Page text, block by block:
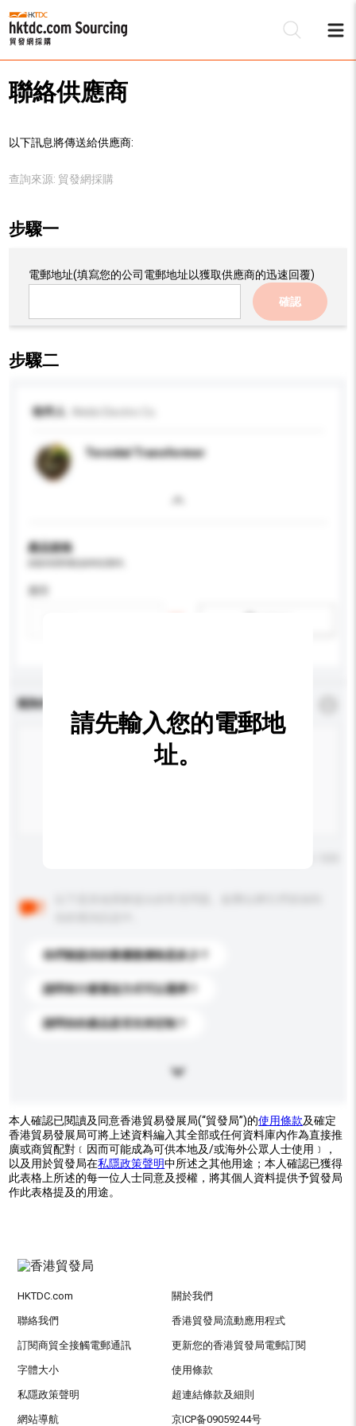
聯絡供應商
以下訊息將傳送給供應商:
查詢來源: 貿發網採購
步驟一
電郵地址(填寫您的公司電郵地址以獲取供應商的迅速回覆)
確認
步驟二
收件人
Toroidal Transformer
產品規格
查詢內容
你們能提供的最優惠價格是多少？
請問有什麼運送方式可以選擇？
請問你的產品是否支持定制？
請先輸入您的電郵地
址。
本人確認已閱讀及同意香港貿易發展局(“貿發局”)的使用條款及確定
香港貿易發展局可將上述資料編入其全部或任何資料庫內作為直接推
廣或商貿配對﹝因而可能成為可供本地及/或海外公眾人士使用﹞，
以及用於貿發局在私隱政策聲明中所述之其他用途；本人確認已獲得
此表格上所述的每一位人士同意及授權，將其個人資料提供予貿發局
作此表格提及的用途。
HKTDC.com 關於我們
聯絡我們 香港貿發局流動應用程式
訂閱商貿全接觸電郵通訊 更新您的香港貿發局電郵訂閱
字體大小 使用條款
私隱政策聲明 超連結條款及細則
網站導航 京ICP备09059244号